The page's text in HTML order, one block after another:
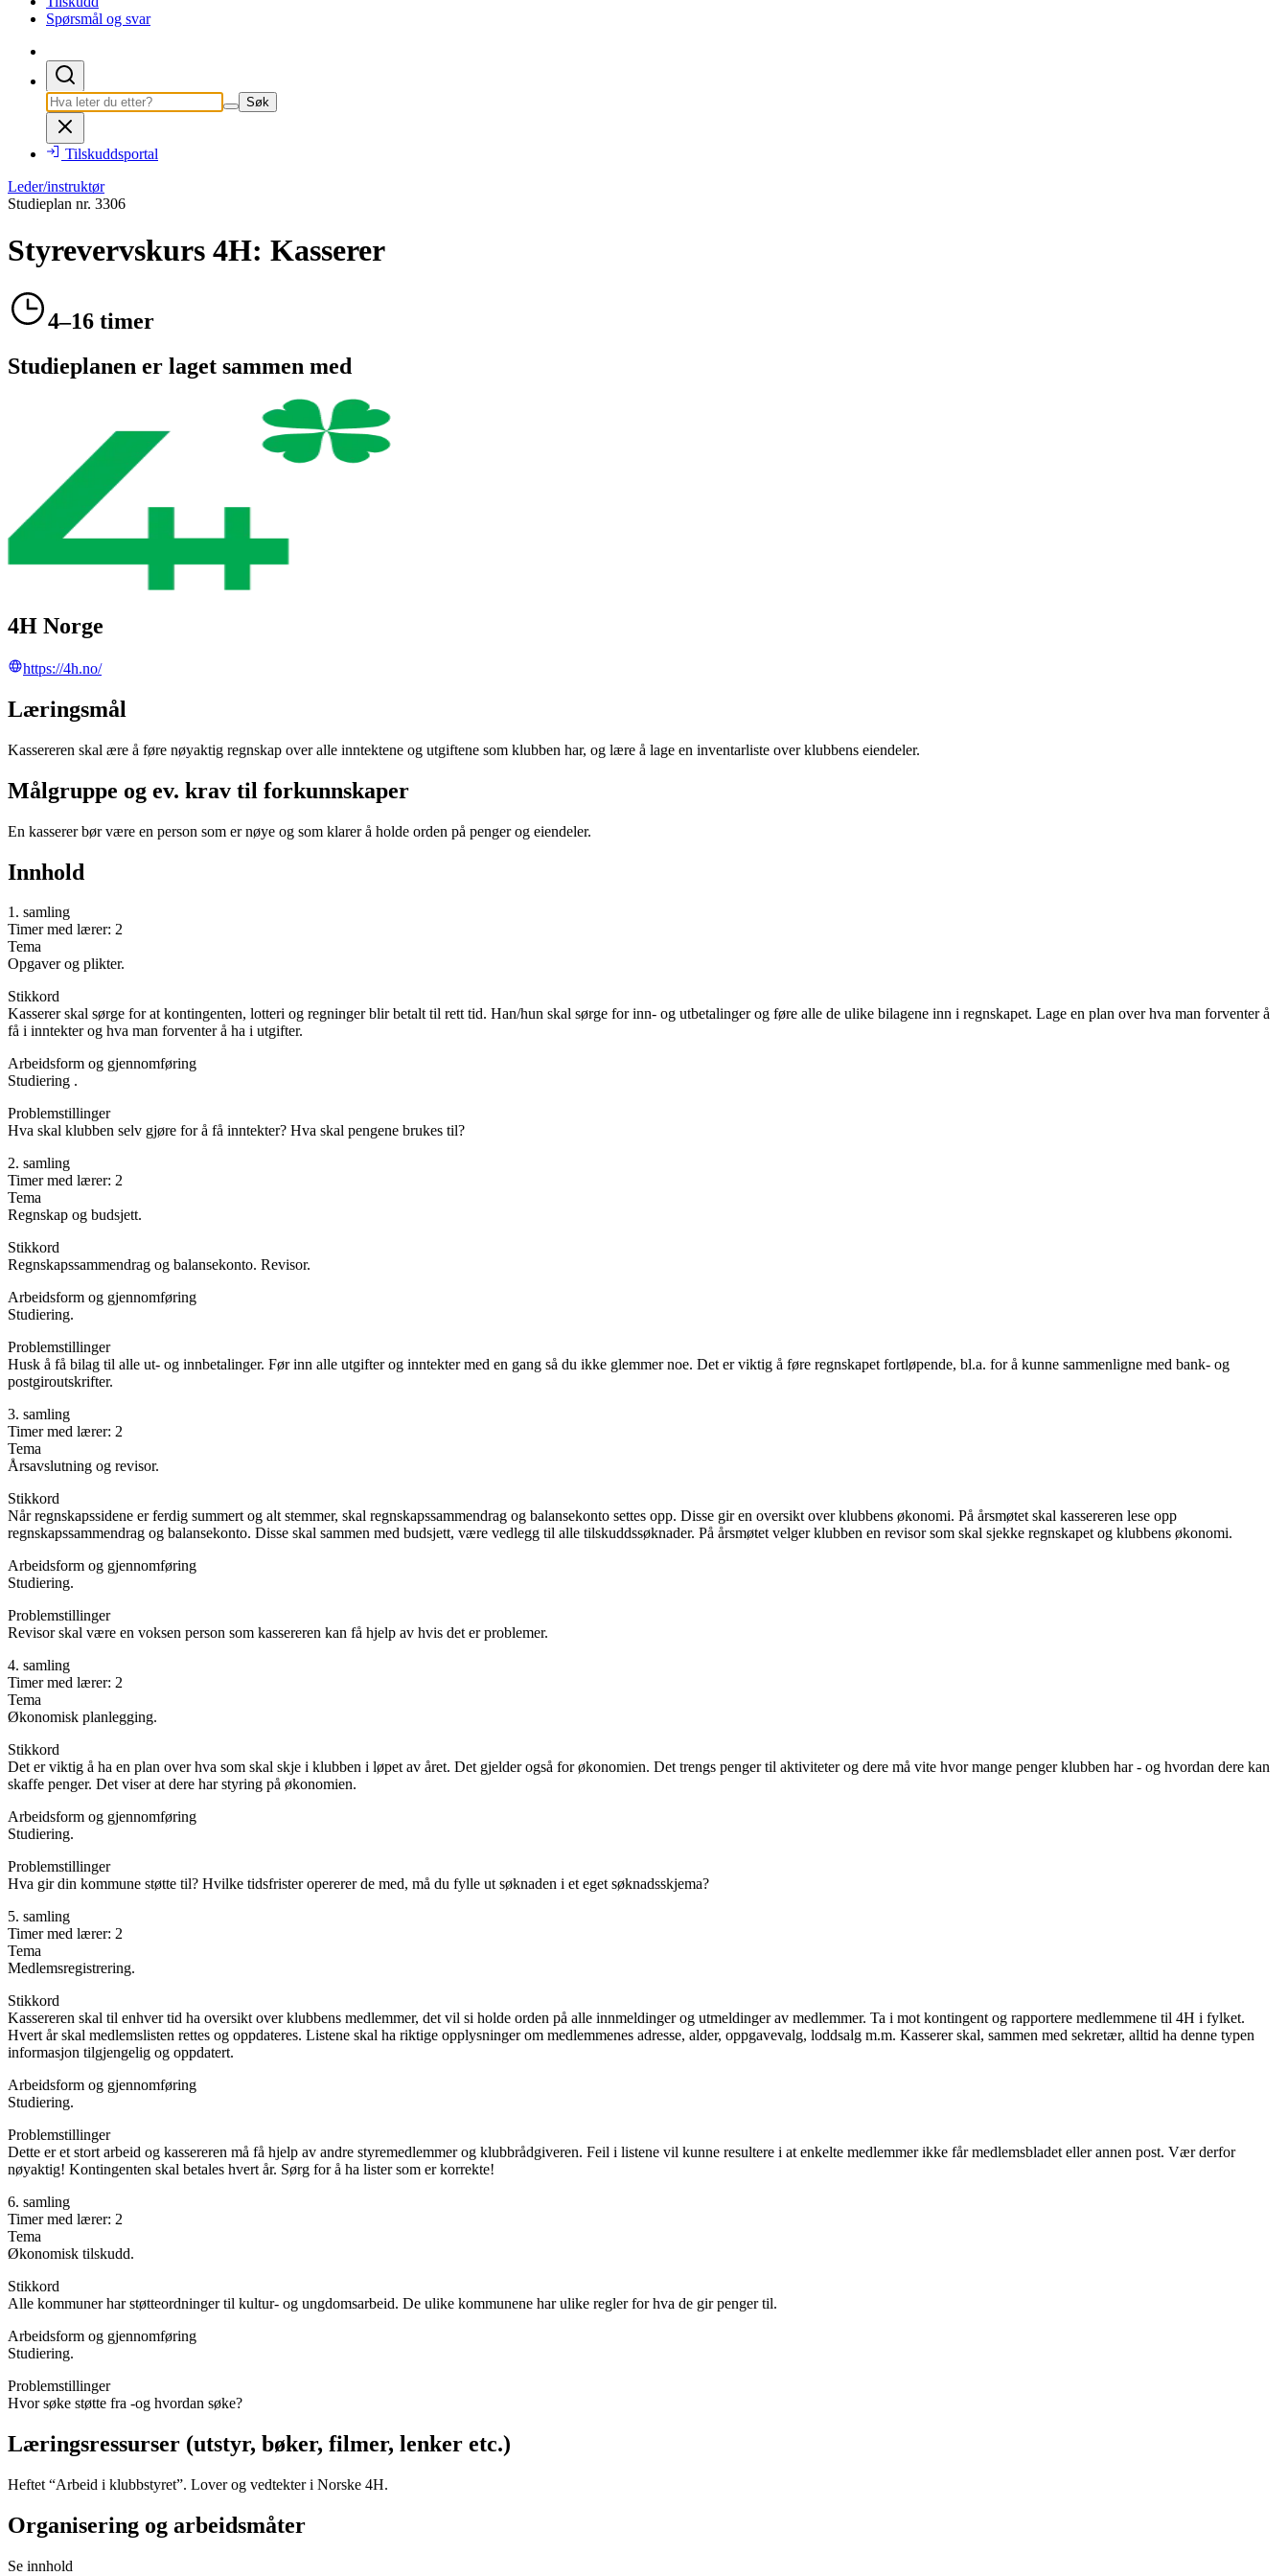
Spørsmål og svar
Søk
Tilskuddsportal
Leder/instruktør
Studieplan nr. 3306
Styrevervskurs 4H: Kasserer
4–16 timer
Studieplanen er laget sammen med
4H Norge
https://4h.no/
Læringsmål
Kassereren skal ære å føre nøyaktig regnskap over alle inntektene og utgiftene som klubben har, og lære å lage en inventarliste over klubbens eiendeler.
Målgruppe og ev. krav til forkunnskaper
En kasserer bør være en person som er nøye og som klarer å holde orden på penger og eiendeler.
Innhold
1. samling
Timer med lærer: 2
Tema
Opgaver og plikter.
Stikkord
Kasserer skal sørge for at kontingenten, lotteri og regninger blir betalt til rett tid. Han/hun skal sørge for inn- og utbetalinger og føre alle de ulike bilagene inn i regnskapet. Lage en plan over hva man forventer å
få i inntekter og hva man forventer å ha i utgifter.
Arbeidsform og gjennomføring
Studiering .
Problemstillinger
Hva skal klubben selv gjøre for å få inntekter? Hva skal pengene brukes til?
2. samling
Timer med lærer: 2
Tema
Regnskap og budsjett.
Stikkord
Regnskapssammendrag og balansekonto. Revisor.
Arbeidsform og gjennomføring
Studiering.
Problemstillinger
Husk å få bilag til alle ut- og innbetalinger. Før inn alle utgifter og inntekter med en gang så du ikke glemmer noe. Det er viktig å føre regnskapet fortløpende, bl.a. for å kunne sammenligne med bank- og
postgiroutskrifter.
3. samling
Timer med lærer: 2
Tema
Årsavslutning og revisor.
Stikkord
Når regnskapssidene er ferdig summert og alt stemmer, skal regnskapssammendrag og balansekonto settes opp. Disse gir en oversikt over klubbens økonomi. På årsmøtet skal kassereren lese opp
regnskapssammendrag og balansekonto. Disse skal sammen med budsjett, være vedlegg til alle tilskuddssøknader. På årsmøtet velger klubben en revisor som skal sjekke regnskapet og klubbens økonomi.
Arbeidsform og gjennomføring
Studiering.
Problemstillinger
Revisor skal være en voksen person som kassereren kan få hjelp av hvis det er problemer.
4. samling
Timer med lærer: 2
Tema
Økonomisk planlegging.
Stikkord
Det er viktig å ha en plan over hva som skal skje i klubben i løpet av året. Det gjelder også for økonomien. Det trengs penger til aktiviteter og dere må vite hvor mange penger klubben har - og hvordan dere kan
skaffe penger. Det viser at dere har styring på økonomien.
Arbeidsform og gjennomføring
Studiering.
Problemstillinger
Hva gir din kommune støtte til? Hvilke tidsfrister opererer de med, må du fylle ut søknaden i et eget søknadsskjema?
5. samling
Timer med lærer: 2
Tema
Medlemsregistrering.
Stikkord
Kassereren skal til enhver tid ha oversikt over klubbens medlemmer, det vil si holde orden på alle innmeldinger og utmeldinger av medlemmer. Ta i mot kontingent og rapportere medlemmene til 4H i fylket.
Hvert år skal medlemslisten rettes og oppdateres. Listene skal ha riktige opplysninger om medlemmenes adresse, alder, oppgavevalg, loddsalg m.m. Kasserer skal, sammen med sekretær, alltid ha denne typen
informasjon tilgjengelig og oppdatert.
Arbeidsform og gjennomføring
Studiering.
Problemstillinger
Dette er et stort arbeid og kassereren må få hjelp av andre styremedlemmer og klubbrådgiveren. Feil i listene vil kunne resultere i at enkelte medlemmer ikke får medlemsbladet eller annen post. Vær derfor
nøyaktig! Kontingenten skal betales hvert år. Sørg for å ha lister som er korrekte!
6. samling
Timer med lærer: 2
Tema
Økonomisk tilskudd.
Stikkord
Alle kommuner har støtteordninger til kultur- og ungdomsarbeid. De ulike kommunene har ulike regler for hva de gir penger til.
Arbeidsform og gjennomføring
Studiering.
Problemstillinger
Hvor søke støtte fra -og hvordan søke?
Læringsressurser (utstyr, bøker, filmer, lenker etc.)
Heftet “Arbeid i klubbstyret”. Lover og vedtekter i Norske 4H.
Organisering og arbeidsmåter
Se innhold